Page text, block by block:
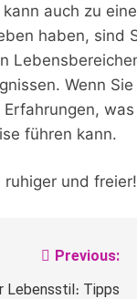
auch zu
haben, sind
Wenn
führen kann.
ruhiger und freier!
Previous:
Lebensstil։ Tipps